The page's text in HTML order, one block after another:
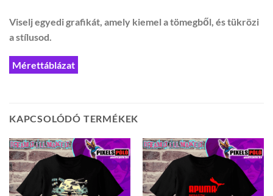
Viselj egyedi grafikát, amely kiemel a tömegből, és tükrözi
a stílusod.
Mérettáblázat
KAPCSOLÓDÓ TERMÉKEK